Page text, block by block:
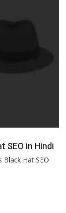
SEO in Hindi
Black Hat SEO